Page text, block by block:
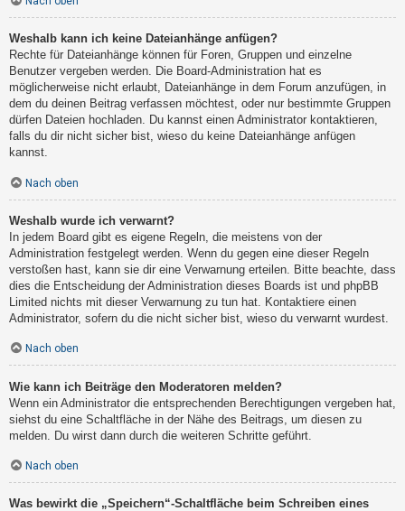
Weshalb kann ich keine Dateianhänge anfügen?
Rechte für Dateianhänge können für Foren, Gruppen und einzelne
Benutzer vergeben werden. Die Board-Administration hat es
möglicherweise nicht erlaubt, Dateianhänge in dem Forum anzufügen, in
dem du deinen Beitrag verfassen möchtest, oder nur bestimmte Gruppen
dürfen Dateien hochladen. Du kannst einen Administrator kontaktieren,
falls du dir nicht sicher bist, wieso du keine Dateianhänge anfügen
kannst.
Nach oben
Weshalb wurde ich verwarnt?
In jedem Board gibt es eigene Regeln, die meistens von der
Administration festgelegt werden. Wenn du gegen eine dieser Regeln
verstoßen hast, kann sie dir eine Verwarnung erteilen. Bitte beachte, dass
dies die Entscheidung der Administration dieses Boards ist und phpBB
Limited nichts mit dieser Verwarnung zu tun hat. Kontaktiere einen
Administrator, sofern du die nicht sicher bist, wieso du verwarnt wurdest.
Nach oben
Wie kann ich Beiträge den Moderatoren melden?
Wenn ein Administrator die entsprechenden Berechtigungen vergeben hat,
siehst du eine Schaltfläche in der Nähe des Beitrags, um diesen zu
melden. Du wirst dann durch die weiteren Schritte geführt.
Nach oben
Was bewirkt die „Speichern“-Schaltfläche beim Schreiben eines